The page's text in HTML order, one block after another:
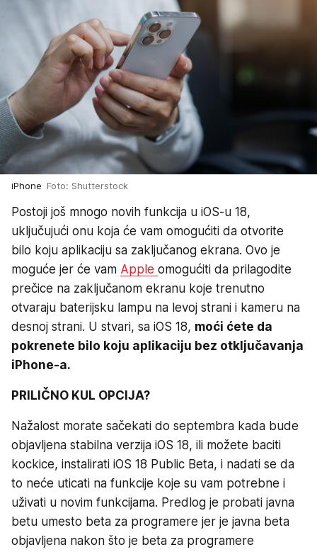
iPhone Foto: Shutterstock
Postoji još mnogo novih funkcija u iOS-u 18,
uključujući onu koja će vam omogućiti da otvorite
bilo koju aplikaciju sa zaključanog ekrana. Ovo je
moguće jer će vam Apple omogućiti da prilagodite
prečice na zaključanom ekranu koje trenutno
otvaraju baterijsku lampu na levoj strani i kameru na
desnoj strani. U stvari, sa iOS 18, moći ćete da
pokrenete bilo koju aplikaciju bez otključavanja
iPhone-a.
PRILIČNO KUL OPCIJA?
Nažalost morate sačekati do septembra kada bude
objavljena stabilna verzija iOS 18, ili možete baciti
kockice, instalirati iOS 18 Public Beta, i nadati se da
to neće uticati na funkcije koje su vam potrebne i
uživati u novim funkcijama. Predlog je probati javna
betu umesto beta za programere jer je javna beta
objavljena nakon što je beta za programere